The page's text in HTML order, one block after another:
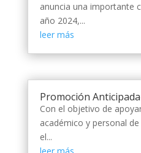
anuncia una importante
año 2024,...
leer más
Promoción
Con el objetivo de
académico y personal
el...
leer más